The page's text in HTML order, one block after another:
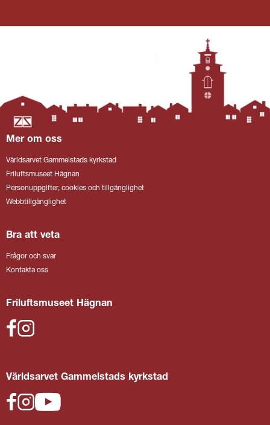
Mer om oss
Världsarvet Gammelstads kyrkstad
Friluftsmuseet Hägnan
Personuppgifter, cookies och tillgänglighet
Webbtillgänglighet
Bra att veta
Frågor och svar
Kontakta oss
Friluftsmuseet Hägnan
Världsarvet Gammelstads kyrkstad